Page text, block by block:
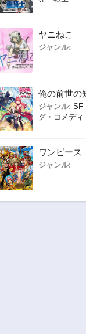
ヤニねこ
ジャンル:
俺の前世の
マーが上級
そうな件
ジャンル: SF
グ・コメディ
ワンピース
ジャンル: